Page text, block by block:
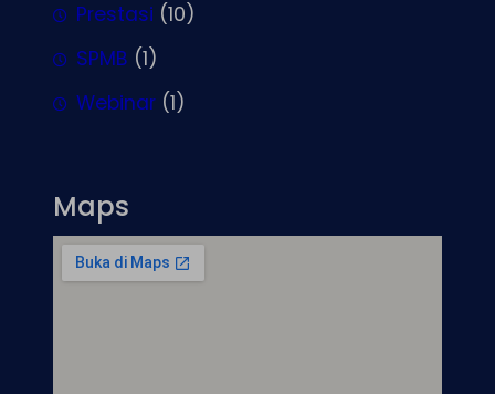
Prestasi (10)
SPMB (1)
Webinar (1)
Maps